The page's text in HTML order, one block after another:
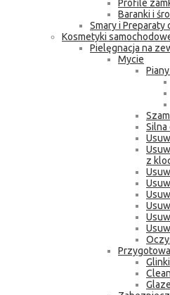
Profile
Baranki i
Smary i Preparaty
Kosmetyki
Pielęgnacja na
Mycie
Silna
z
Glinki